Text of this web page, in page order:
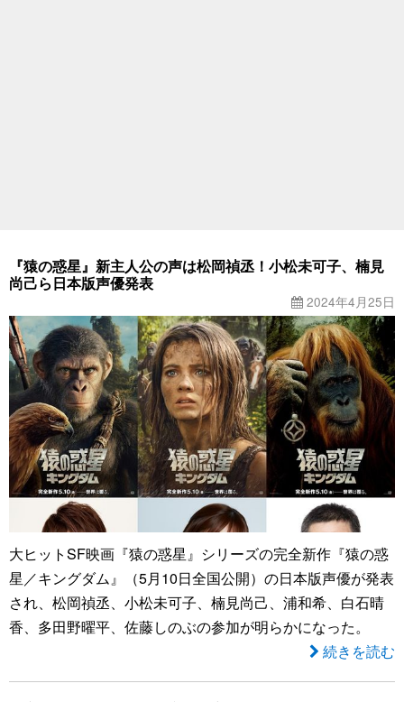
『猿の惑星』新主人公の声は松岡禎丞！小松未可子、楠見
尚己ら日本版声優発表
2024年4月25日
大ヒットSF映画『猿の惑星』シリーズの完全新作『猿の惑
星／キングダム』（5月10日全国公開）の日本版声優が発表
され、松岡禎丞、小松未可子、楠見尚己、浦和希、白石晴
香、多田野曜平、佐藤しのぶの参加が明らかになった。
続きを読む